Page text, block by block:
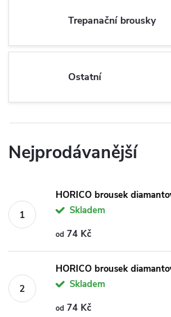
Trepanační brousky
Ostatní
Nejprodávanější
HORICO brousek
Skladem
od 74 Kč
HORICO brousek
Skladem
od 74 Kč